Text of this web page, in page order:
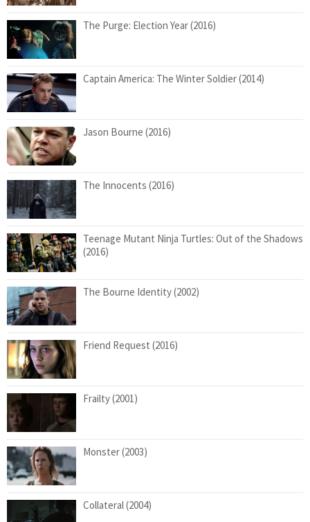
The Purge: Election Year (2016)
Captain America: The Winter Soldier (2014)
Jason Bourne (2016)
The Innocents (2016)
Teenage Mutant Ninja Turtles: Out of the Shadows
(2016)
The Bourne Identity (2002)
Friend Request (2016)
Frailty (2001)
Monster (2003)
Collateral (2004)